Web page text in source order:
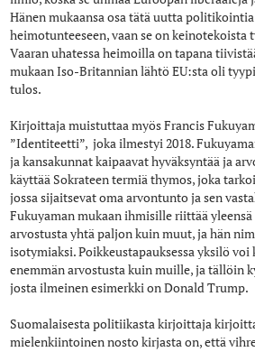
Hänen mukaansa osa tätä uutta
heimotunteeseen, vaan se on keinotekoista
Vaaran uhatessa heimoilla on tapana
mukaan Iso-Britannian lähtö EU:sta oli
tulos.
Kirjoittaja muistuttaa myös Francis
”Identiteetti”, joka ilmestyi 2018.
ja kansakunnat kaipaavat hyväksyntää ja
käyttää Sokrateen termiä thymos, joka
jossa sijaitsevat oma arvontunto ja sen
Fukuyaman mukaan ihmisille riittää yleensä
arvostusta yhtä paljon kuin muut, ja hän
isotymiaksi. Poikkeustapauksessa yksilö
enemmän arvostusta kuin muille, ja tällöin
josta ilmeinen esimerkki on Donald Trump.
Suomalaisesta politiikasta kirjoittaja
mielenkiintoinen nosto kirjasta on, että